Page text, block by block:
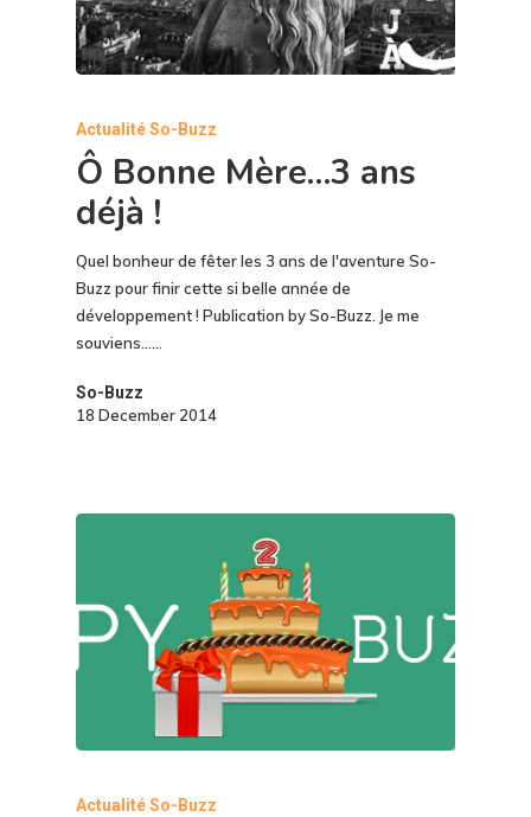
Actualité So-Buzz
Ô Bonne Mère…3 ans
déjà !
Quel bonheur de fêter les 3 ans de l'aventure So-
Buzz pour finir cette si belle année de
développement ! Publication by So-Buzz. Je me
souviens...…
So-Buzz
18 December 2014
Actualité So-Buzz